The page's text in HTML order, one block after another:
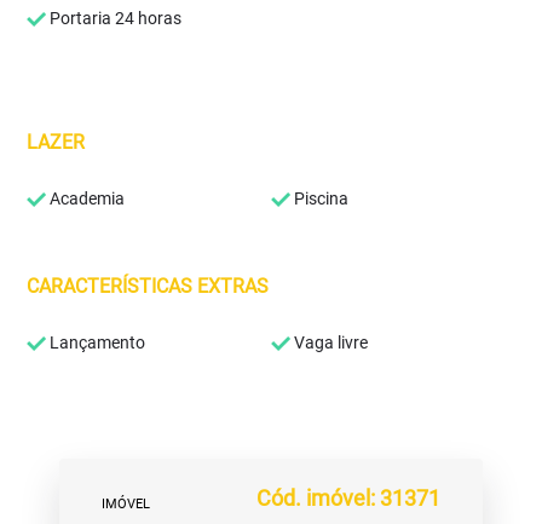
Portaria 24 horas
LAZER
Academia Piscina
CARACTERÍSTICAS EXTRAS
Lançamento Vaga livre
IMÓVEL Cód. imóvel: 31371